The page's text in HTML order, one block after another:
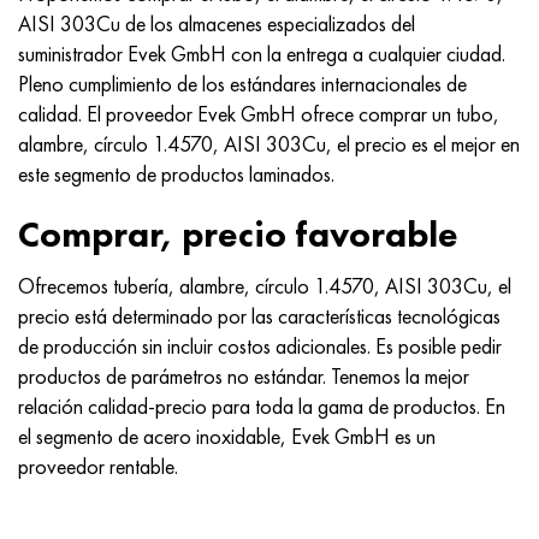
AISI 303Cu de los almacenes especializados del
suministrador Evek GmbH con la entrega a cualquier ciudad.
Pleno cumplimiento de los estándares internacionales de
calidad. El proveedor Evek GmbH ofrece comprar un tubo,
alambre, círculo 1.4570, AISI 303Cu, el precio es el mejor en
este segmento de productos laminados.
Comprar, precio favorable
Ofrecemos tubería, alambre, círculo 1.4570, AISI 303Cu, el
precio está determinado por las características tecnológicas
de producción sin incluir costos adicionales. Es posible pedir
productos de parámetros no estándar. Tenemos la mejor
relación calidad-precio para toda la gama de productos. En
el segmento de acero inoxidable, Evek GmbH es un
proveedor rentable.
Nimónico 90
Nimónico 263
Haynes 25
Haynes 188
Haynes 230
Hastelloy b2
Hastelloy b3
hastelloy c4
tubo de precisión
H70MFV
AM-350 - ams 5548
AM-355 - ams 5547
Custom 450® - uns S45000
Ascoloy griego 418
Tubería resistente a la corrosión
45Х14Н14В2М
50X14MF
65X13
90X18MF
95X18
ac35g2, 36smnpb14, 1.0765
38x2n2ma, 34CrNiMo6, 40NiCrMo7
40hn2ma, 34CrNiMo4, 36hnm
38hs, 37hs
38XA, 37Cr4, AISI 5135
38HN3MFA, 35nicrmov12-5
40G, 40Mn4, AISI 1035
38XM, 42CrMo4, AISI 1.7225